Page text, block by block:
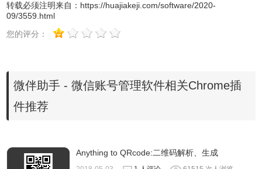
3、无缝集成
无缝集成，提供微信辅助工具，可以便捷的切换账号管理微
微伴助手软件使用方法
1、在本站下载安装微伴助手软件。
转载必须注明来自： https://huajiakeji.com/software/2020-
09/3559.html
您的评分：
微伴助手 - 微信账号管理软件相关Chrome插
件推荐
Anything to QRcode:二维码解析、生成